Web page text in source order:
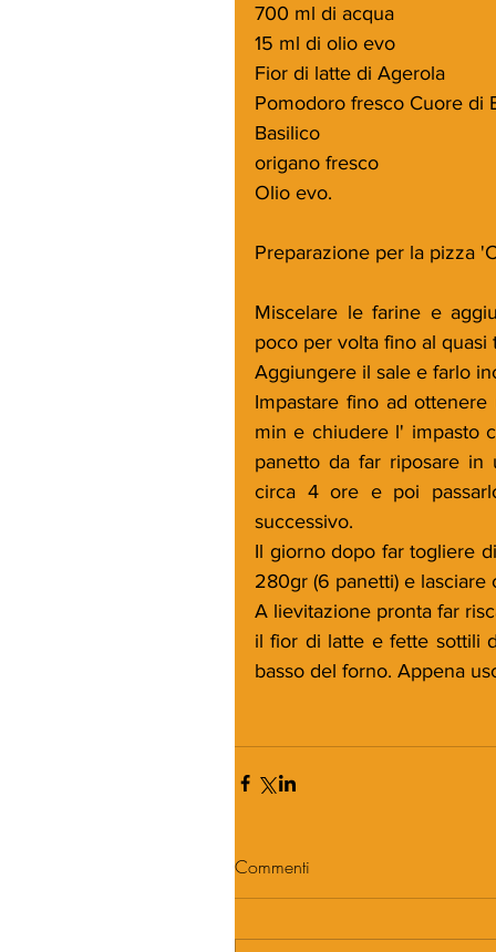
700 ml di acqua
15 ml di olio evo
Fior di latte di Agerola
Pomodoro fresco Cuore di
Basilico
origano fresco
Olio evo.
Preparazione per la pizza
Miscelare le farine e
poco per volta fino al quasi
Aggiungere il sale e farlo
Impastare fino ad
min e chiudere l' impasto
panetto da far riposare in
circa 4 ore e poi
successivo.
Il giorno dopo far togliere
280gr (6 panetti) e lasciare
A lievitazione pronta far
il fior di latte e fette sottili
basso del forno. Appena
Commenti